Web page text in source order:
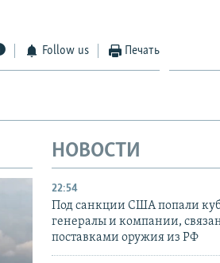
Follow us Печать
НОВОСТИ
22:54
Под санкции США попали
генералы и компании,
поставками оружия из РФ